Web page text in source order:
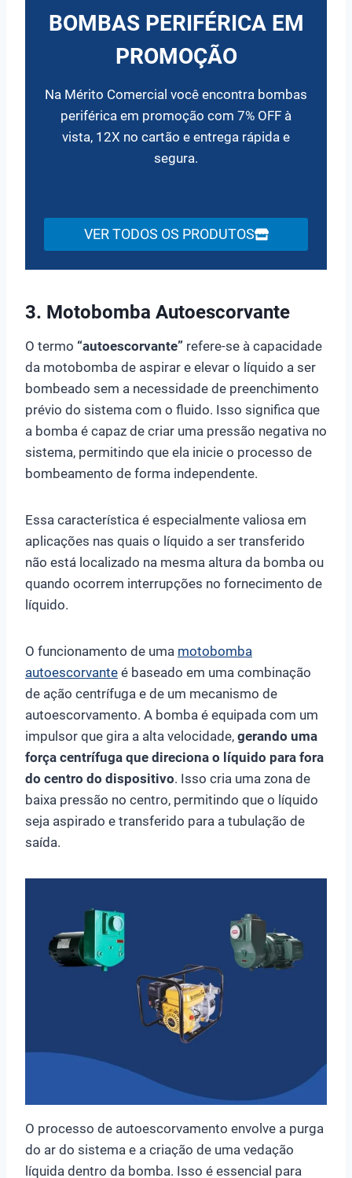
BOMBAS PERIFÉRICA EM
PROMOÇÃO
Na Mérito Comercial você encontra bombas
periférica em promoção com 7% OFF à
vista, 12X no cartão e entrega rápida e
segura.
VER TODOS OS PRODUTOS
3. Motobomba Autoescorvante
O termo “autoescorvante” refere-se à capacidade
da motobomba de aspirar e elevar o líquido a ser
bombeado sem a necessidade de preenchimento
prévio do sistema com o fluido. Isso significa que
a bomba é capaz de criar uma pressão negativa no
sistema, permitindo que ela inicie o processo de
bombeamento de forma independente.
Essa característica é especialmente valiosa em
aplicações nas quais o líquido a ser transferido
não está localizado na mesma altura da bomba ou
quando ocorrem interrupções no fornecimento de
líquido.
O funcionamento de uma motobomba
autoescorvante é baseado em uma combinação
de ação centrífuga e de um mecanismo de
autoescorvamento. A bomba é equipada com um
impulsor que gira a alta velocidade, gerando uma
força centrífuga que direciona o líquido para fora
do centro do dispositivo. Isso cria uma zona de
baixa pressão no centro, permitindo que o líquido
seja aspirado e transferido para a tubulação de
saída.
O processo de autoescorvamento envolve a purga
do ar do sistema e a criação de uma vedação
líquida dentro da bomba. Isso é essencial para